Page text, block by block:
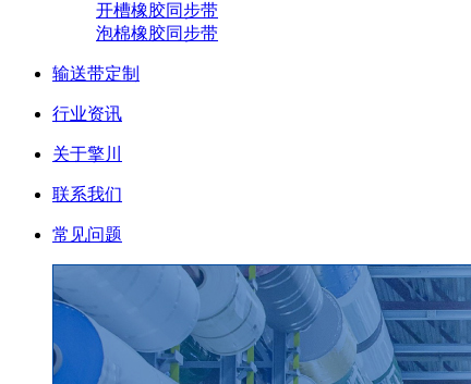
开槽橡胶同步带
泡棉橡胶同步带
输送带定制
行业资讯
关于擎川
联系我们
常见问题